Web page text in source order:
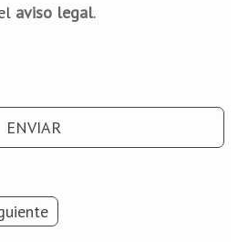
aviso legal.